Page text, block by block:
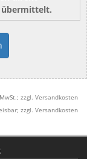
übermittelt.
zzgl. Versandkosten
zzgl. Versandkosten